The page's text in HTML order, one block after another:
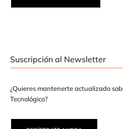
Suscripción al Newsletter
¿Quieres mantenerte actualizado
Tecnológico?